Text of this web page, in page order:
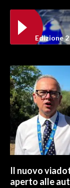
Edizione
Il nuovo
aperto alle